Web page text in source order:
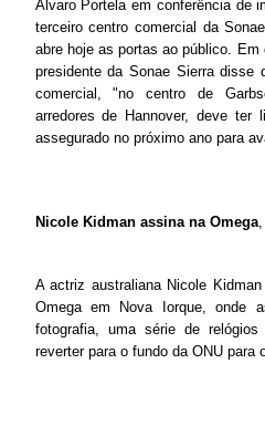
Álvaro Portela em conferência de
terceiro centro comercial da
abre hoje as portas ao público.
presidente da Sonae Sierra disse
comercial, "no centro de
arredores de Hannover, deve ter
assegurado no próximo ano para
Nicole Kidman assina na Omega,
A actriz australiana Nicole
Omega em Nova Iorque, onde
fotografia, uma série de
reverter para o fundo da ONU para